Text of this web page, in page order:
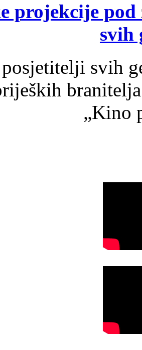
projekcije
svih
svih
„Kino